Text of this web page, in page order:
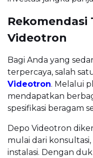
Rekomendasi
Videotron
Bagi Anda yang
terpercaya, salah
Videotron. Melalui
mendapatkan
spesifikasi beragam
Depo Videotron
mulai dari
instalasi. Dengan